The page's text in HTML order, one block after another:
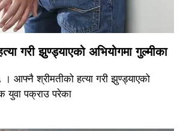
गरी झुण्ड्याएको अभियोगमा गुल्मीका
आफ्नै श्रीमतीको हत्या गरी झुण्ड्याएको
युवा पक्राउ परेका